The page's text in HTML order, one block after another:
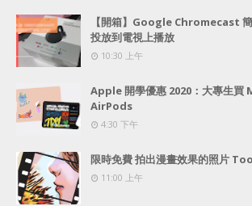
【開箱】Google Chromecast
投放到電視上播放
10:30 上午
Apple 開學優惠 2020：大專生買
AirPods
4:30 下午
限時免費 拍出漫畫效果的照片
11:00 上午